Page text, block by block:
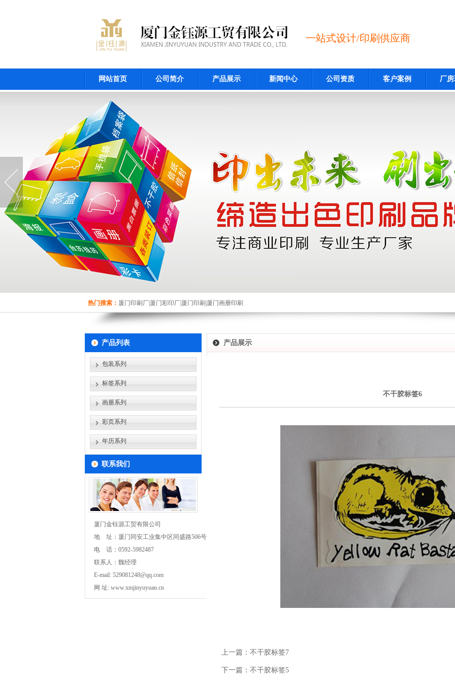
一站式设计/印刷供应商
网站首页 公司简介 产品展示 新闻中心 公司资质 客户案例 厂
热门搜索： 厦门印刷厂|厦门彩印厂|厦门印刷|厦门画册印刷
产品列表
包装系列
标签系列
画册系列
彩页系列
年历系列
联系我们
厦门金钰源工贸有限公司
地 址：厦门同安工业集中区同盛路506号701
电 话：0592-5982487
联系人：魏经理
E-mail: 529081248@qq.com
网 址: www.xmjinyuyuan.cn
产品展示
不干胶标签6
上一篇： 不干胶标签7
下一篇： 不干胶标签5